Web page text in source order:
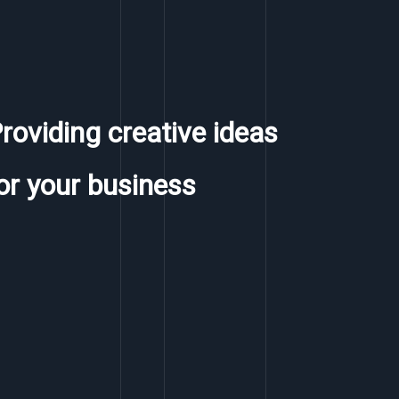
creative ideas
your business